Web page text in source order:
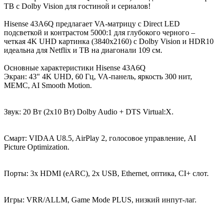
ТВ с Dolby Vision для гостиной и сериалов!
Hisense 43A6Q предлагает VA-матрицу с Direct LED
подсветкой и контрастом 5000:1 для глубокого черного –
четкая 4K UHD картинка (3840x2160) с Dolby Vision и HDR10
идеальна для Netflix и ТВ на диагонали 109 см.
Основные характеристики Hisense 43A6Q
Экран: 43" 4K UHD, 60 Гц, VA-панель, яркость 300 нит,
MEMC, AI Smooth Motion.
Звук: 20 Вт (2x10 Вт) Dolby Audio + DTS Virtual:X.
Смарт: VIDAA U8.5, AirPlay 2, голосовое управление, AI
Picture Optimization.
Порты: 3x HDMI (eARC), 2x USB, Ethernet, оптика, CI+ слот.
Игры: VRR/ALLM, Game Mode PLUS, низкий инпут-лаг.